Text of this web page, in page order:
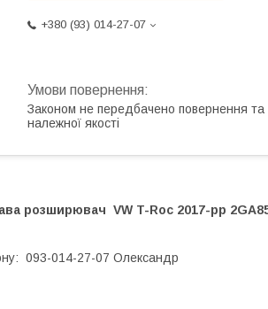
+380 (93) 014-27-07
Законом не передбачено повернення та
належної якості
розширювач VW T-Roc 2017-рр
093-014-27-07 Олександр